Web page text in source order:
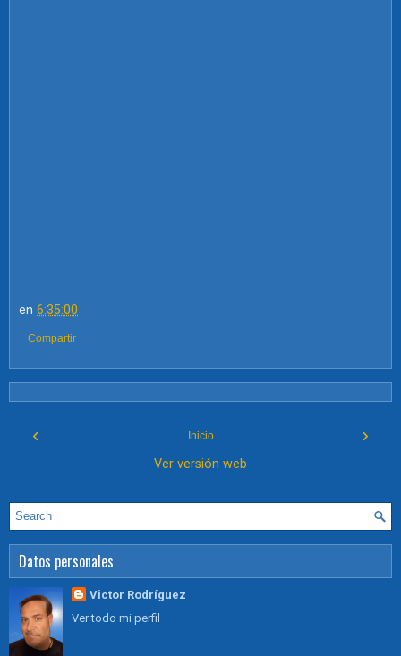
en 6:35:00
Compartir
‹ ›
Inicio
Ver versión web
Datos personales
Victor Rodríguez
Ver todo mi perfil